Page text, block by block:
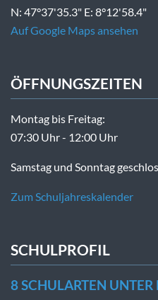
N: 47°37'35.3" E: 8°12'58.4"
Auf Google Maps ansehen
ÖFFNUNGSZEITEN
Montag bis Freitag:
07:30 Uhr - 12:00 Uhr
Samstag und Sonntag
Zum Schuljahreskalender
SCHULPROFIL
8 SCHULARTEN